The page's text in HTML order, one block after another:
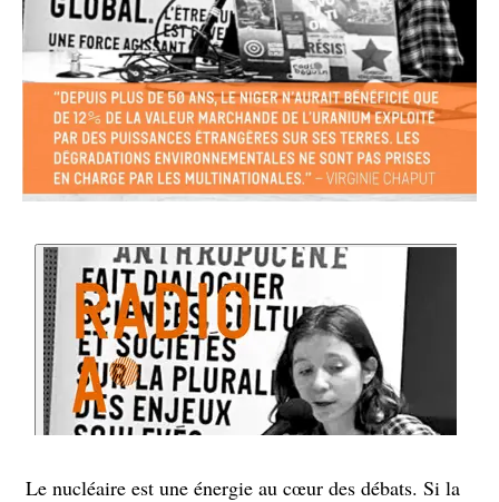
Le nucléaire est une énergie au cœur des débats. Si la